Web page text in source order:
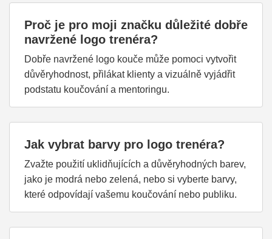
Proč je pro moji značku důležité dobře
navržené logo trenéra?
Dobře navržené logo kouče může pomoci vytvořit
důvěryhodnost, přilákat klienty a vizuálně vyjádřit
podstatu koučování a mentoringu.
Jak vybrat barvy pro logo trenéra?
Zvažte použití uklidňujících a důvěryhodných barev,
jako je modrá nebo zelená, nebo si vyberte barvy,
které odpovídají vašemu koučování nebo publiku.